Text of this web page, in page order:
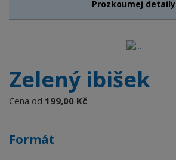
Prozkoumej detaily
Zelený ibišek
Cena od 199,00 Kč
Formát